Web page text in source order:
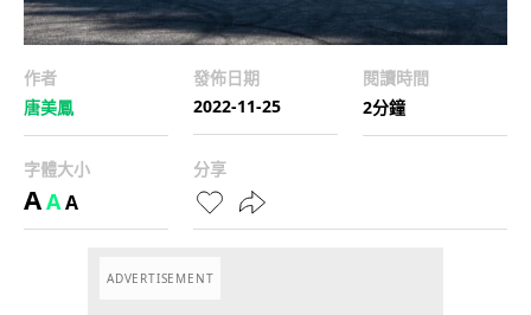
作者
唐美鳳
發佈日期
2022-11-25
閱讀時間
2分鐘
字體大小
AAA
分享
ADVERTISEMENT